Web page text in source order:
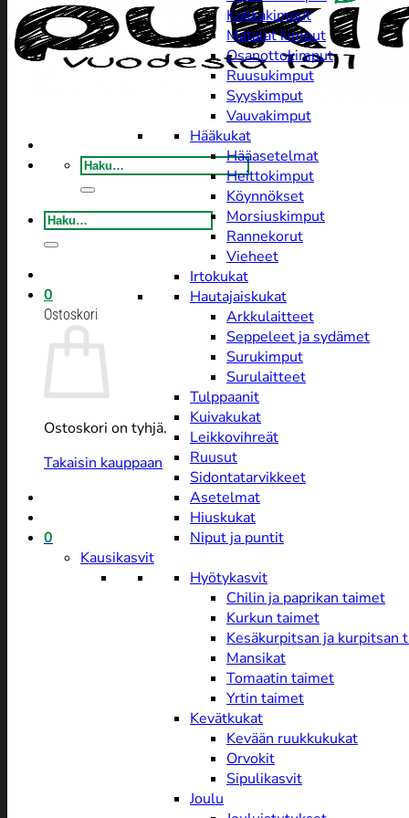
Etsi:
Etsi:
0
Ostoskori
Ostoskori on tyhjä.
Takaisin kauppaan
0
Kukkakimput
Matalat kimput
Osanottokimput
Ruusukimput
Syyskimput
Vauvakimput
Hääkukat
Hääasetelmat
Heittokimput
Köynnökset
Morsiuskimput
Rannekorut
Vieheet
Irtokukat
Hautajaiskukat
Arkkulaitteet
Seppeleet ja sydämet
Surukimput
Surulaitteet
Tulppaanit
Kuivakukat
Leikkovihreät
Ruusut
Sidontatarvikkeet
Asetelmat
Hiuskukat
Niput ja puntit
Kausikasvit
Hyötykasvit
Chilin ja paprikan taimet
Kurkun taimet
Kesäkurpitsan ja kurpitsan
Mansikat
Tomaatin taimet
Yrtin taimet
Kevätkukat
Kevään ruukkukukat
Orvokit
Sipulikasvit
Joulu